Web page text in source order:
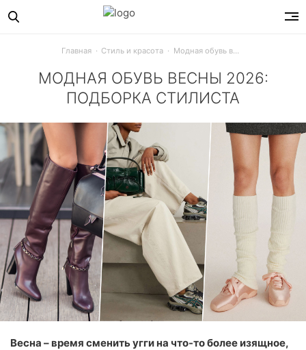
Главная Стиль и красота Модная обувь весны 2026: подборка стилиста
МОДНАЯ ОБУВЬ ВЕСНЫ 2026:
ПОДБОРКА СТИЛИСТА
Какую обувь носить весной 2026? Гид по главным
Весна – время сменить угги на что-то более изящное,